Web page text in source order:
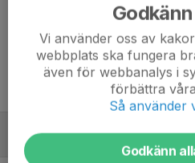
-
Ålder
15 år
ALLA SERIER
Vi använder oss av
webbplats ska fungera
även för webbanalys i
förbättra
Så använder
Godkänn